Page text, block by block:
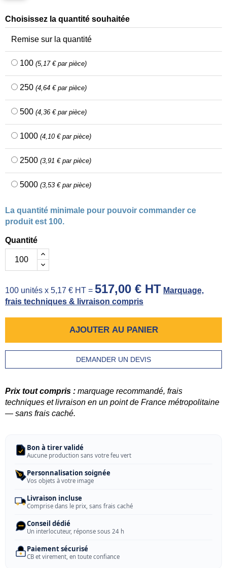
Choisissez la quantité souhaitée
Remise sur la quantité
100 (5,17 € par pièce)
250 (4,64 € par pièce)
500 (4,36 € par pièce)
1000 (4,10 € par pièce)
2500 (3,91 € par pièce)
5000 (3,53 € par pièce)
La quantité minimale pour pouvoir commander ce
produit est 100.
Quantité
100 unités x 5,17 € HT = 517,00 € HT Marquage,
frais techniques & livraison compris
AJOUTER AU PANIER
DEMANDER UN DEVIS
Prix tout compris : marquage recommandé, frais
techniques et livraison en un point de France métropolitaine
— sans frais caché.
Bon à tirer validé
Aucune production sans votre feu vert
Personnalisation soignée
Vos objets à votre image
Livraison incluse
Comprise dans le prix, sans frais caché
Conseil dédié
Un interlocuteur, réponse sous 24 h
Paiement sécurisé
CB et virement, en toute confiance